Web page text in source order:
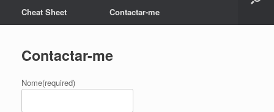
Cheat Sheet Contactar-me
Contactar-me
Nome(required)